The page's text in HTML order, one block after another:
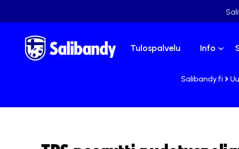
Tulospalvelu Info
Salibandy.fi